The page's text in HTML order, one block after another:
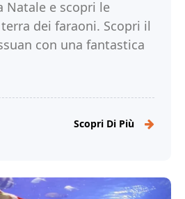
Natale e scopri le
dei faraoni. Scopri il
con una fantastica
Scopri Di Più